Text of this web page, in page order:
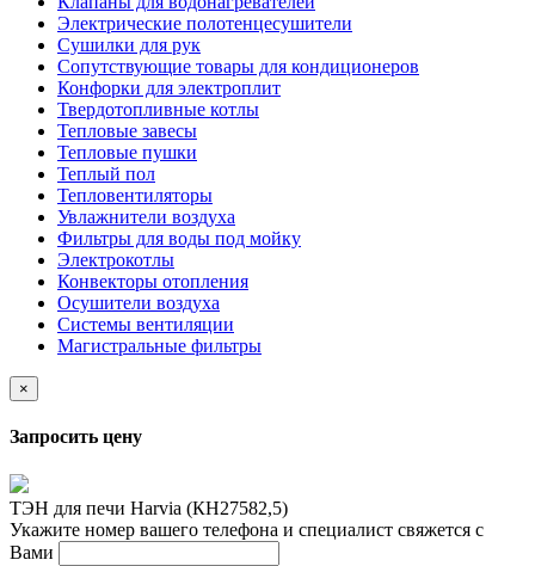
Электрические полотенцесушители
Сушилки для рук
Сопутствующие товары для кондиционеров
Конфорки для электроплит
Твердотопливные котлы
Тепловые завесы
Тепловые пушки
Теплый пол
Тепловентиляторы
Увлажнители воздуха
Фильтры для воды под мойку
Электрокотлы
Конвекторы отопления
Осушители воздуха
Системы вентиляции
Магистральные фильтры
×
Запросить цену
ТЭН для печи Harvia (КН27582,5)
Укажите номер вашего телефона и специалист свяжется с
Вами